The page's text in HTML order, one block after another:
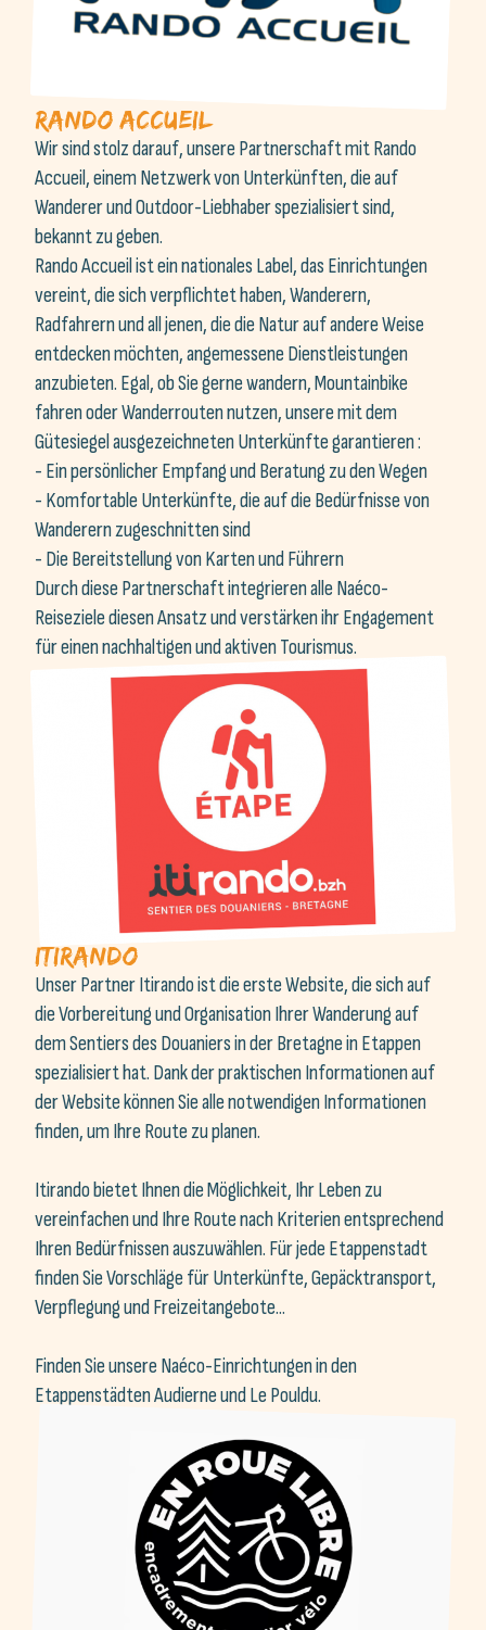
Accueil, einem Netzwerk von Unterkünften, die auf
Wanderer und Outdoor-Liebhaber spezialisiert sind,
bekannt zu geben.
Rando Accueil ist ein nationales Label, das Einrichtungen
vereint, die sich verpflichtet haben, Wanderern,
Radfahrern und all jenen, die die Natur auf andere Weise
entdecken möchten, angemessene Dienstleistungen
anzubieten. Egal, ob Sie gerne wandern, Mountainbike
fahren oder Wanderrouten nutzen, unsere mit dem
Gütesiegel ausgezeichneten Unterkünfte garantieren :
- Ein persönlicher Empfang und Beratung zu den Wegen
- Komfortable Unterkünfte, die auf die Bedürfnisse von
Wanderern zugeschnitten sind
- Die Bereitstellung von Karten und Führern
Durch diese Partnerschaft integrieren alle Naéco-
Reiseziele diesen Ansatz und verstärken ihr Engagement
für einen nachhaltigen und aktiven Tourismus.
Itirando
Unser Partner Itirando ist die erste Website, die sich auf
die Vorbereitung und Organisation Ihrer Wanderung auf
dem Sentiers des Douaniers in der Bretagne in Etappen
spezialisiert hat. Dank der praktischen Informationen auf
der Website können Sie alle notwendigen Informationen
finden, um Ihre Route zu planen.
Itirando bietet Ihnen die Möglichkeit, Ihr Leben zu
Ihren Bedürfnissen auszuwählen. Für jede Etappenstadt
finden Sie Vorschläge für Unterkünfte, Gepäcktransport,
Verpflegung und Freizeitangebote...
Finden Sie unsere Naéco-Einrichtungen in den